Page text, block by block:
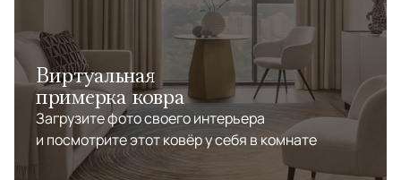
Виртуальная
примерка ковра
Загрузите фото своего интерьера
и посмотрите этот ковёр у себя в комнате